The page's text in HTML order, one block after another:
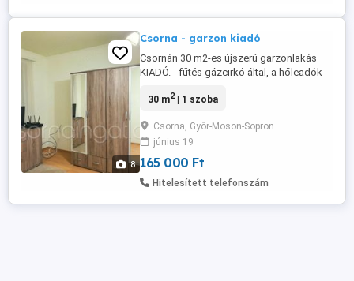
8
Csorna - garzon kiadó
Csornán 30 m2-es újszerű garzonlakás
KIADÓ. - fűtés gázcirkó által, a hőleadók
szúnyoghálóval, redőnnyel felszerelve -
fürdőben zuhanykabin - azonnal
beköltözhető - parkolás az udvaron -
165.000, - Ft hó - rezsi, internet, ...
30 m2| 1 szoba
Csorna, Győr-Moson-Sopron
június 19
165 000 Ft
Hitelesített telefonszám